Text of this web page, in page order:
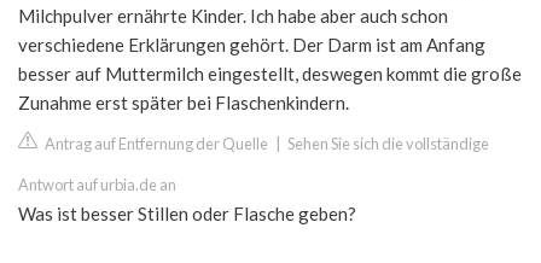
Milchpulver ernährte Kinder. Ich habe aber auch schon
verschiedene Erklärungen gehört. Der Darm ist am Anfang
besser auf Muttermilch eingestellt, deswegen kommt die große
Zunahme erst später bei Flaschenkindern.
Antrag auf Entfernung der Quelle Sehen Sie sich die vollständige
Antwort auf urbia.de an
Was ist besser Stillen oder Flasche geben?